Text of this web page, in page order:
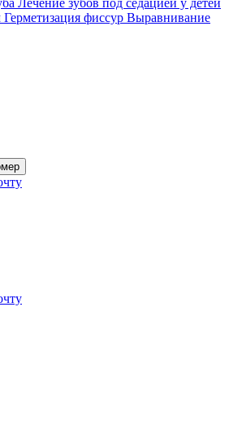
Лечение зубов под седацией у детей
Герметизация фиссур Выравнивание